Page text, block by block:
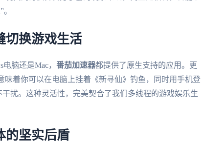
切换游戏生活
脑还是Mac， 番茄加速器都提供了原生支持的应用。更
着你可以在电脑上挂着《新寻仙》钓鱼，同时用手机登
扰。这种灵活性，完美契合了我们多线程的游戏娱乐生
的坚实后盾